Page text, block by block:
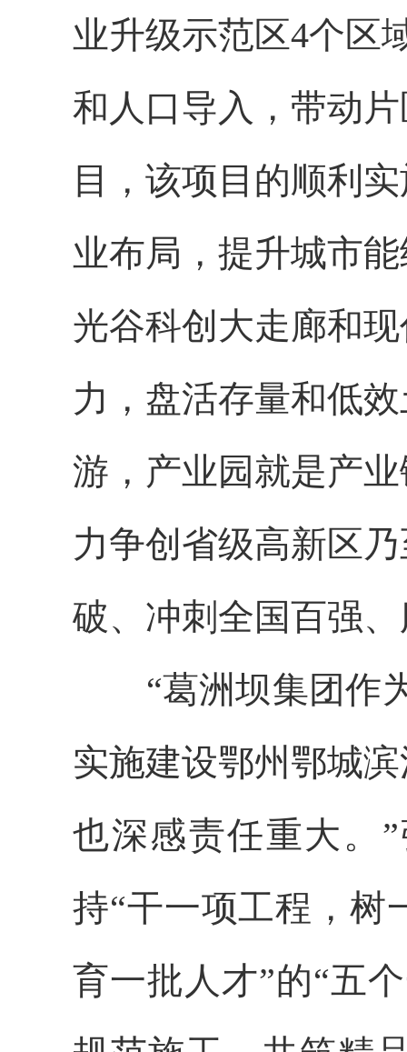
业升级示范区4个区
和人口导入，带动
目，该项目的顺利
业布局，提升城市
光谷科创大走廊和
力，盘活存量和低
游，产业园就是产
力争创省级高新区
破、冲刺全国百强
“葛洲坝集团作
实施建设鄂州鄂城
也深感责任重大。
持“干一项工程，树
育一批人才”的“五